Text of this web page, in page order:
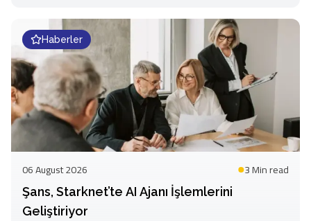
Haberler
06 August 2026 3 Minread
Şans, Starknet’te AI Ajanı İşlemlerini
Geliştiriyor